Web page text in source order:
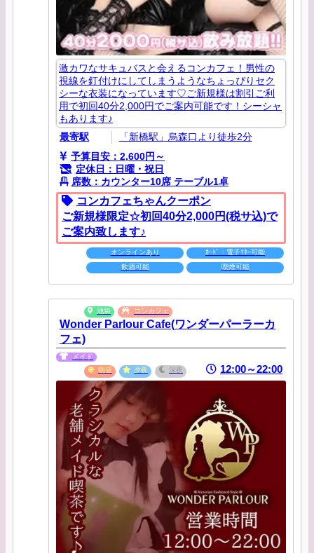
激カワなサキュバスと会えるコンカフェ！男性の
視線を釘付けにしてしまうようなちょっぴりセク
シーな衣装になっています♡ご新規様は割引ご利
用で初回40分2,000円でご案内可能です！シーシャ
もあります♪
最寄駅
「新橋駅」烏森口より徒歩2分
予算目安：2,600円～
定休日：日曜・祝日
席数：カウンター10席 テーブル1卓
コンカフェちゃんクーポン
ご新規様限定☆初回40分2,000円(税サ込)で
ご案内致します♪
オンラインあり
ｶｰﾄﾞ・電子ﾏﾈｰ可能
飲酒可能
喫煙可能
池袋 コンカフェ
Wonder Parlour Cafe(ワンダーパーラーカ
フェ)
メイド
朝昼
夕夜 深夜 12:00～22:00